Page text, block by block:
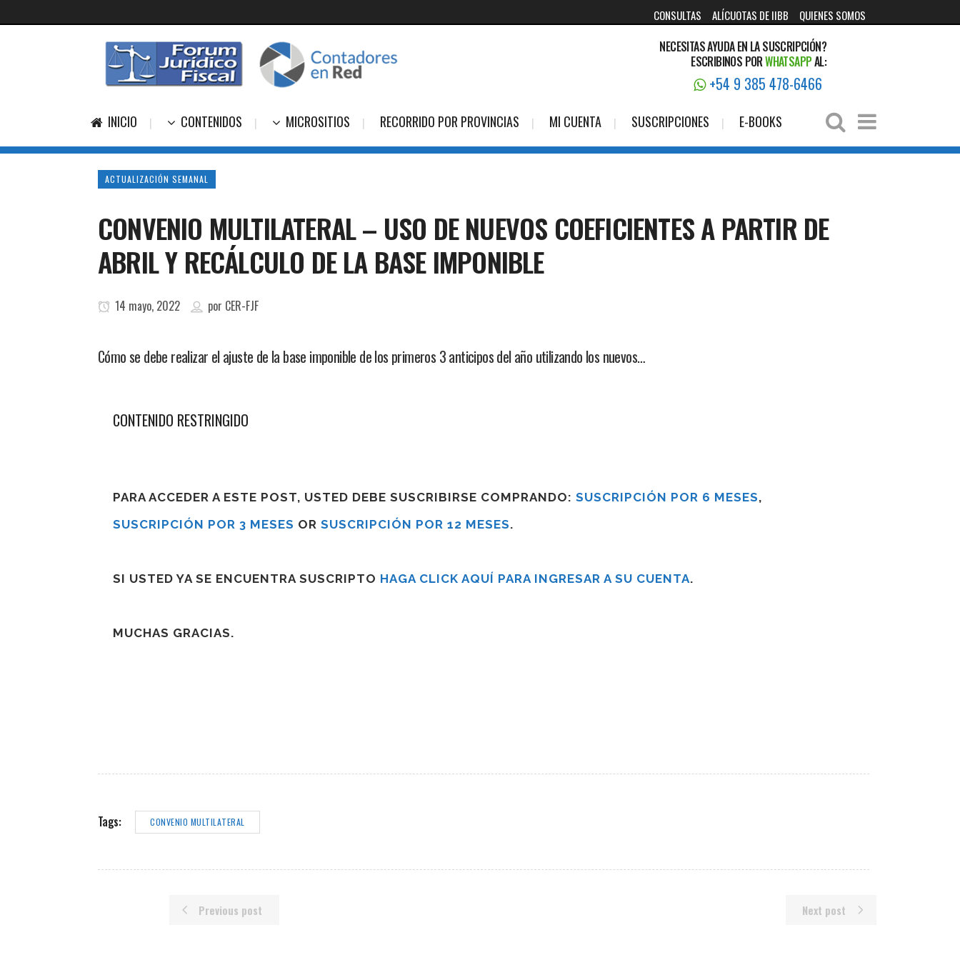
CONSULTAS ALÍCUOTAS DE IIBB QUIENES SOMOS
NECESITAS AYUDA EN LA SUSCRIPCIÓN?
ESCRIBINOS PORWHATSAPPAL:
+54 9 385 478-6466
INICIO CONTENIDOS MICROSITIOS RECORRIDO POR PROVINCIAS MI CUENTA SUSCRIPCIONES E-BOOKS
ACTUALIZACIÓN SEMANAL
CONVENIO MULTILATERAL – USO DE NUEVOS COEFICIENTES A PARTIR DE
ABRIL Y RECÁLCULO DE LA BASE IMPONIBLE
14 mayo, 2022 por CER-FJF
Cómo se debe realizar el ajuste de la base imponible de los primeros 3 anticipos del año utilizando los nuevos…
CONTENIDO RESTRINGIDO
PARA ACCEDER A ESTE POST, USTED DEBE SUSCRIBIRSE COMPRANDO: SUSCRIPCIÓN POR 6 MESES,
SUSCRIPCIÓN POR 3 MESES OR SUSCRIPCIÓN POR 12 MESES.
SI USTED YA SE ENCUENTRA SUSCRIPTO HAGA CLICK AQUÍ PARA INGRESAR A SU CUENTA.
MUCHAS GRACIAS.
Tags: CONVENIO MULTILATERAL
Previous post Next post